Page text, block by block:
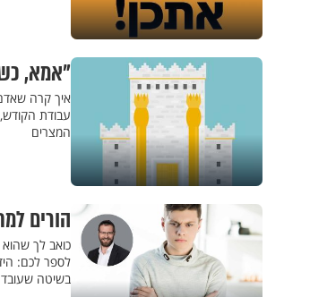
"אמא,
איך קרה
עבודת
המצרים
הורים
כואב לך
לספר לכם:
בשיטה